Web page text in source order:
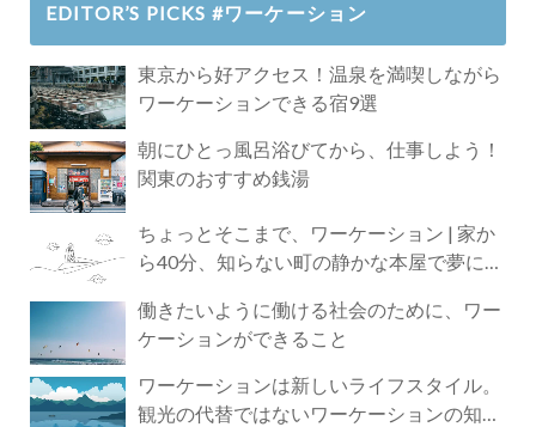
EDITOR’S PICKS #ワーケーション
東京から好アクセス！温泉を満喫しながら
ワーケーションできる宿9選
朝にひとっ風呂浴びてから、仕事しよう！
関東のおすすめ銭湯
ちょっとそこまで、ワーケーション | 家か
ら40分、知らない町の静かな本屋で夢に近
働きたいように働ける社会のために、ワー
ケーションができること
ワーケーションは新しいライフスタイル。
観光の代替ではないワーケーションの知ら